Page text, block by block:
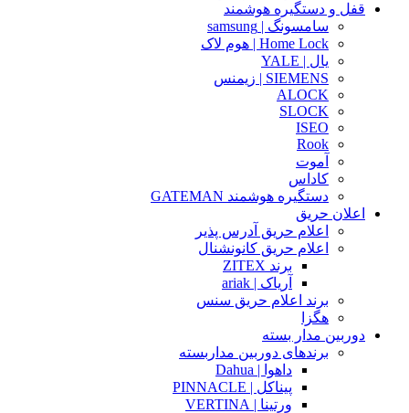
قفل و دستگیره هوشمند
سامسونگ | samsung
Home Lock | هوم لاک
یال | YALE
SIEMENS | زیمنس
ALOCK
SLOCK
ISEO
Rook
آموت
کاداس
دستگیره هوشمند GATEMAN
اعلان حریق
اعلام حریق آدرس پذیر
اعلام حریق کانونشنال
برند ZITEX
آریاک | ariak
برند اعلام حریق سنس
هگزا
دوربین مدار بسته
برندهای دوربین مداربسته
داهوا | Dahua
پیناکل | PINNACLE
ورتینا | VERTINA